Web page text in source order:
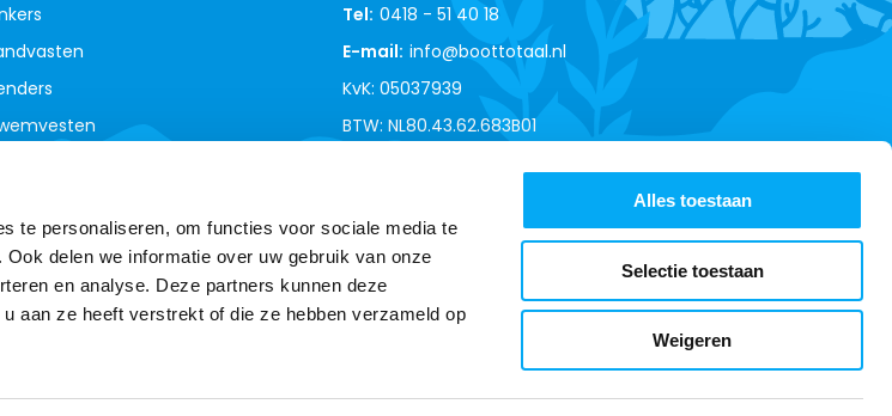
te personaliseren, om functies voor sociale media te
delen we informatie over uw gebruik van onze
en analyse. Deze partners kunnen deze
aan ze heeft verstrekt of die ze hebben verzameld op
Alles toestaan
Selectie toestaan
Weigeren
Tel: 0418 - 51 40 18
E-mail: info@boottotaal.nl
KvK: 05037939
BTW: NL80.43.62.683B01
- Theme By
Benelux !9,0- Ratings